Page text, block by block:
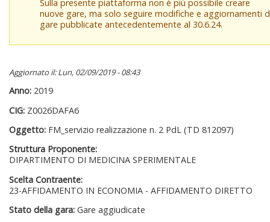
Sulla presente piattaforma non è più possibile creare
nuove gare, ma solo seguire modifiche e aggiornamenti
gare pubblicate antecedentemente al 30.6.24.
Aggiornato il: Lun, 02/09/2019 - 08:43
Anno: 2019
CIG: Z0026DAFA6
Oggetto: FM_servizio realizzazione n. 2 PdL (TD 812097)
Struttura Proponente:
DIPARTIMENTO DI MEDICINA SPERIMENTALE
Scelta Contraente:
23-AFFIDAMENTO IN ECONOMIA - AFFIDAMENTO DIRETTO
Stato della gara: Gare aggiudicate